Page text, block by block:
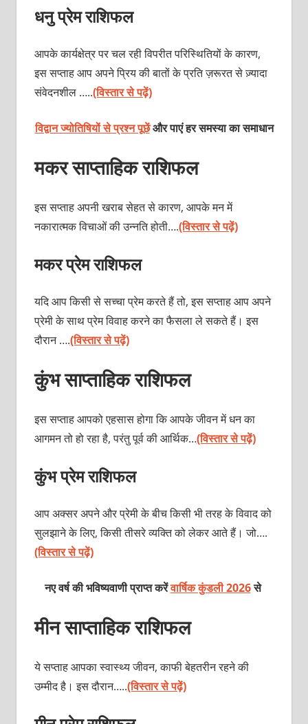
धनु प्रेम राशिफल
आपके कार्यक्षेत्र पर चल रही विपरीत परिस्थितियों के कारण,
इस सप्ताह आप अपने प्रिय की बातों के प्रति ज़रूरत से ज़्यादा
संवेदनशील …..(विस्तार से पढ़ें)
विद्वान ज्योतिषियों से प्रश्न पूछेंऔर पाएं हर समस्या का समाधान
मकर साप्ताहिक राशिफल
इस सप्ताह अपनी खराब सेहत से कारण, आपके मन में
नकारात्मक विचाओं की उन्नति होती….(विस्तार से पढ़ें)
मकर प्रेम राशिफल
यदि आप किसी से सच्चा प्रेम करते हैं तो, इस सप्ताह आप अपने
प्रेमी के साथ प्रेम विवाह करने का फैसला ले सकते हैं। इस
दौरान ….(विस्तार से पढ़ें)
कुंभ साप्ताहिक राशिफल
इस सप्ताह आपको एहसास होगा कि आपके जीवन में धन का
आगमन तो हो रहा है, परंतु पूर्व की आर्थिक…(विस्तार से पढ़ें)
कुंभ प्रेम राशिफल
आप अक्सर अपने और प्रेमी के बीच किसी भी तरह के विवाद को
सुलझाने के लिए, किसी तीसरे व्यक्ति को लेकर आते हैं। जो….
(विस्तार से पढ़ें)
नए वर्ष की भविष्यवाणी प्राप्त करेंवार्षिक कुंडली 2026से
मीन साप्ताहिक राशिफल
ये सप्ताह आपका स्वास्थ्य जीवन, काफी बेहतरीन रहने की
उम्मीद है। इस दौरान…..(विस्तार से पढ़ें)